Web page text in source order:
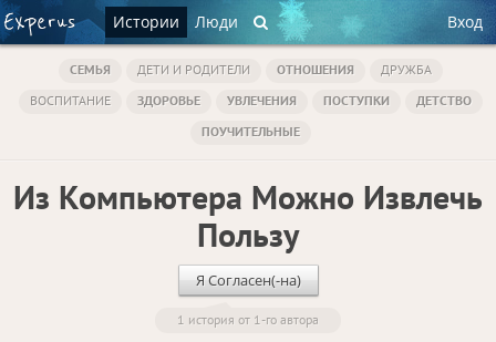
Истории Люди Вход
СЕМЬЯ ДЕТИ И РОДИТЕЛИ ОТНОШЕНИЯ
ДРУЖБА
ВОСПИТАНИЕ
ЗДОРОВЬЕ УВЛЕЧЕНИЯ ПОСТУПКИ
ДЕТСТВО
ПОУЧИТЕЛЬНЫЕ
Из Компьютера Можно Извлечь
Пользу
Я Согласен(-на)
1 история от 1-го автора